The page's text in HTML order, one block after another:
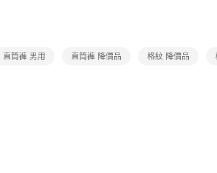
１．透過由恩沛科技股份有限公司提供之「
免運費
直筒褲 男用 直筒褲 降價品 格紋 降價品